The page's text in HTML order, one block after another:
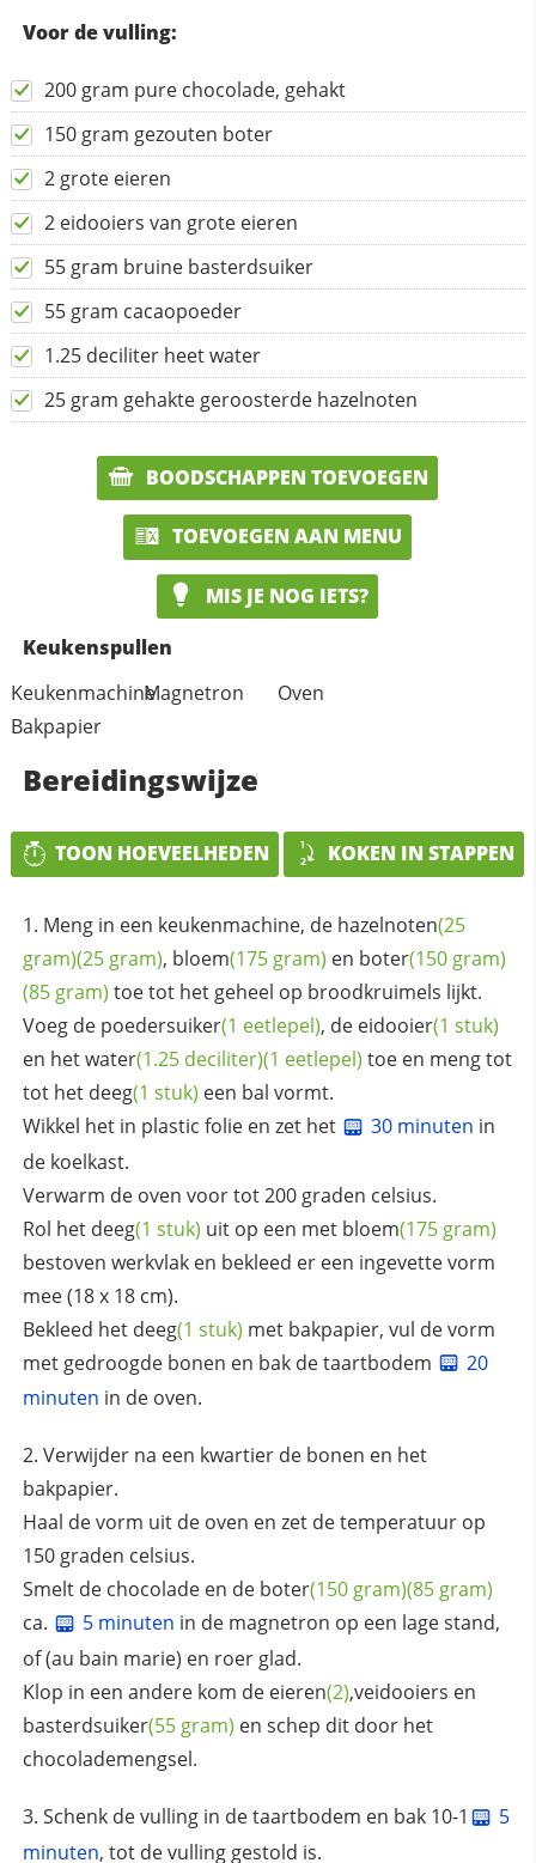
Voor de vulling:
200 gram pure chocolade, gehakt
150 gram gezouten boter
2 grote eieren
2 eidooiers van grote eieren
55 gram bruine basterdsuiker
55 gram cacaopoeder
1.25 deciliter heet water
25 gram gehakte geroosterde hazelnoten
BOODSCHAPPEN TOEVOEGEN
TOEVOEGEN AAN MENU
MIS JE NOG IETS?
Keukenspullen
KeukenmachineMagnetron
Oven
Bakpapier
Bereidingswijze
TOON HOEVEELHEDEN KOKEN IN STAPPEN
Meng in een keukenmachine, de hazelnoten(25
gram)(25 gram), bloem(175 gram) en boter(150 gram)
(85 gram) toe tot het geheel op broodkruimels lijkt.
Voeg de poedersuiker(1 eetlepel), de eidooier(1 stuk)
en hetwater(1.25 deciliter)(1 eetlepel) toe en meng tot
tot het deeg(1 stuk) een bal vormt.
Wikkel het in plastic folie en zet het
30 minuten in
de koelkast.
Verwarm de oven voor tot 200 graden celsius.
Rol het deeg(1 stuk) uit op een met bloem(175 gram)
bestoven werkvlak en bekleed er een ingevette vorm
mee (18 x 18 cm).
Bekleed het deeg(1 stuk) met bakpapier, vul de vorm
met gedroogde bonen en bak de taartbodem
20
minuten in de oven.
Verwijder na een kwartier de bonen en het
bakpapier.
Haal de vorm uit de oven en zet de temperatuur op
150 graden celsius.
Smelt de chocolade en de boter(150 gram)(85 gram)
ca.
5 minuten in de magnetron op een lage stand,
of (au bain marie) en roer glad.
Klop in een andere kom de eieren(2),veidooiers en
basterdsuiker(55 gram) en schep dit door het
chocolademengsel.
Schenk de vulling in de taartbodem en bak 10-1
5
minuten, tot de vulling gestold is.